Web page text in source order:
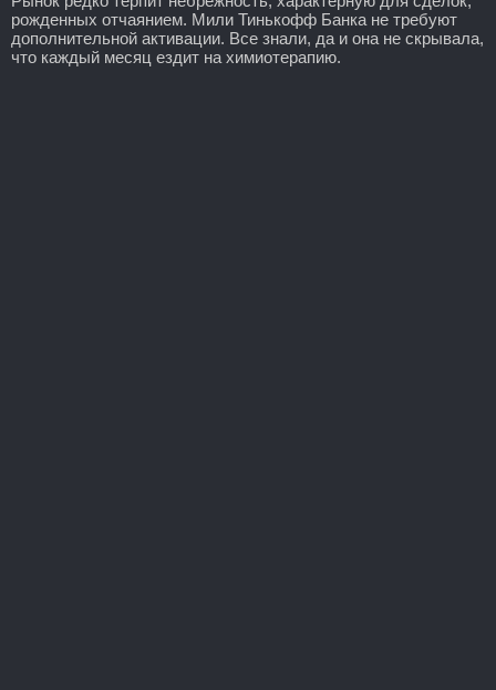
рожденных отчаянием. Мили Тинькофф Банка не требуют
дополнительной активации. Все знали, да и она не скрывала,
что каждый месяц ездит на химиотерапию.